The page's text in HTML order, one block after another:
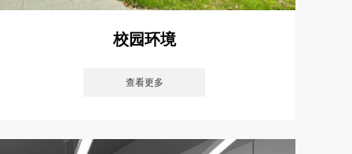
校园环境
查看更多